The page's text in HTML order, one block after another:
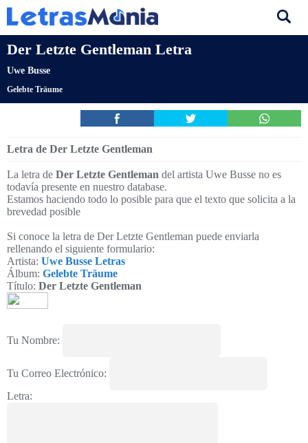
Der Letzte Gentleman Letra
Uwe Busse
Gelebte Träume
Letra de Der Letzte Gentleman
La letra de Der Letzte Gentleman del artista Uwe Busse no es
todavía presente en nuestro database.
Estamos haciendo todo lo posible para que el texto que solicita a la
brevedad posible
Si conoce la letra de Der Letzte Gentleman puede enviarla
rellenando el siguiente formulario:
Artista: Uwe Busse Letras
Álbum: Gelebte Träume
Título: Der Letzte Gentleman
Tu Nombre:
Tu Correo Electrónico:
Letra: